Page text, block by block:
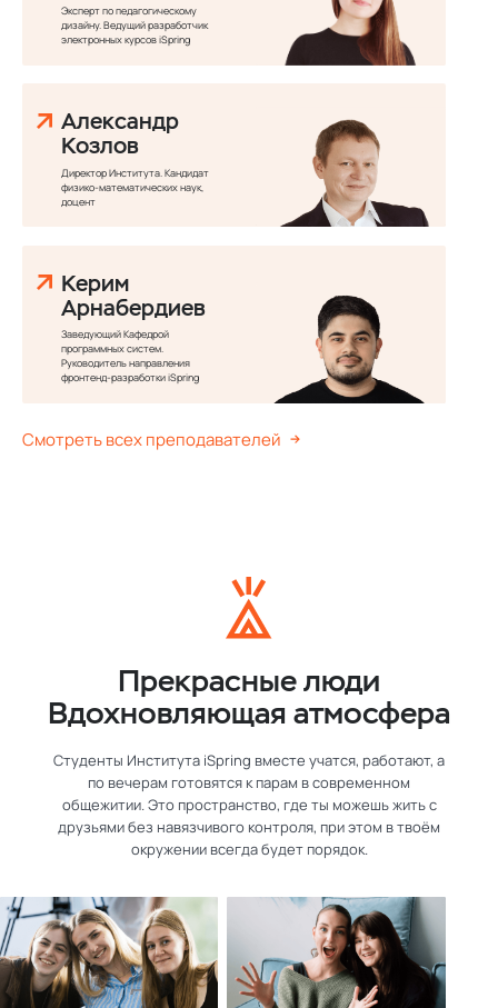
Эксперт по педагогическому
дизайну. Ведущий разработчик
электронных курсов iSpring
Александр
Козлов
Директор Института. Кандидат
физико-математических наук,
доцент
Керим
Арнабердиев
Заведующий Кафедрой
программных систем.
Руководитель направления
фронтенд-разработки iSpring
Смотреть всех преподавателей
Прекрасные люди
Вдохновляющая атмосфера
Студенты Института iSpring вместе учатся, работают, а
по вечерам готовятся к парам в современном
общежитии. Это пространство, где ты можешь жить с
друзьями без навязчивого контроля, при этом в твоём
окружении всегда будет порядок.